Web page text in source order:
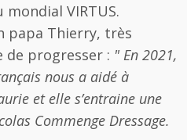
VIRTUS.
papa Thierry, très
de progresser : " En 2021,
nous a aidé à
et elle s’entraine une
Commenge Dressage.